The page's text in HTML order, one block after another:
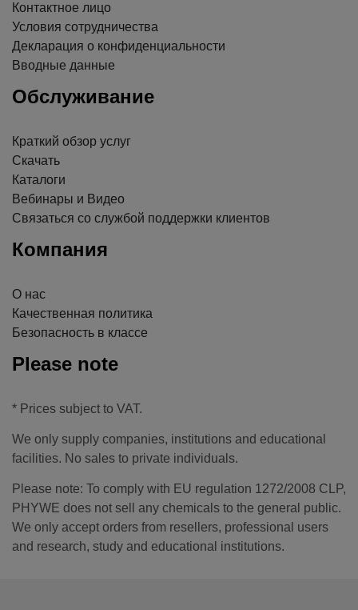
Контактное лицо
Условия сотрудничества
Декларация о конфиденциальности
Вводные данные
Обслуживание
Краткий обзор услуг
Скачать
Каталоги
Вебинары и Видео
Связаться со службой поддержки клиентов
Компания
О нас
Качественная политика
Безопасность в классе
Please note
* Prices subject to VAT.
We only supply companies, institutions and educational
facilities. No sales to private individuals.
Please note: To comply with EU regulation 1272/2008 CLP,
PHYWE does not sell any chemicals to the general public.
We only accept orders from resellers, professional users
and research, study and educational institutions.